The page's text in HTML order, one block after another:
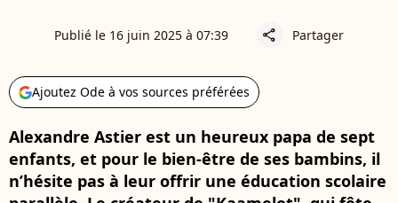
Publié le 16 juin 2025 à 07:39 share Partager
Ajoutez Ode à vos sources préférées
Alexandre Astier est un heureux papa de sept
enfants, et pour le bien-être de ses bambins, il
n’hésite pas à leur offrir une éducation scolaire